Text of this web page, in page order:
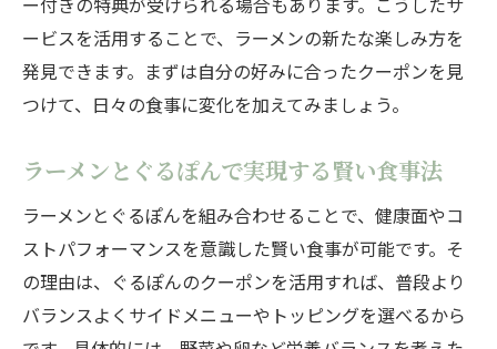
験
ラーメンの最旬トレンドを味わい尽くす秘
訣
注目のラーメン店で満足するためのポイン
ラーメンの味やサービスを比較して選ぶ極意
ラーメンの味とサービスの見極め方を伝授
ラーメン体験を充実させる比較ポイント集
ービスを活用することで、ラーメンの新たな楽しみ方を
発見できます。まずは自分の好みに合ったクーポンを見
つけて、日々の食事に変化を加えてみましょう。
ラーメンとぐるぽんで実現する賢い食事法
ラーメンとぐるぽんを組み合わせることで、健康面やコ
ストパフォーマンスを意識した賢い食事が可能です。そ
の理由は、ぐるぽんのクーポンを活用すれば、普段より
バランスよくサイドメニューやトッピングを選べるから